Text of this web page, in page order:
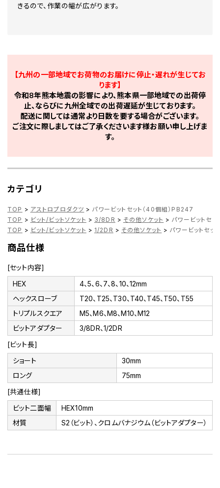
きるので、作業の幅が広がります。
【九州の一部地域でお荷物のお届けに停止・遅れが生じてお
ります】
令和8年熊本地震の影響により、熊本県一部地域での出荷停
止、ならびに九州全域での出荷遅延が生じております。
配送に関しては通常より日数を要する場合がございます。
ご注文に際しましてはご了承くださいます様お願い申し上げま
す。
カテゴリ
TOP > アストロプロダクツ > パワービットセット（40個組）PB247
TOP > ビット/ビットソケット > 3/8DR > その他ソケット > パワービットセ
TOP > ビット/ビットソケット > 1/2DR > その他ソケット > パワービットセッ
商品仕様
[セット内容]
HEX
4、5、6、7、8、10、12mm
ヘックスローブ
T20、T25、T30、T40、T45、T50、T55
トリプルスクエア
M5、M6、M8、M10、M12
ビットアダプター
3/8DR、1/2DR
[ビット長]
ショート
30mm
ロング
75mm
[共通仕様]
ビット二面幅
HEX10mm
材質
S2（ビット）、クロムバナジウム（ビットアダプター）